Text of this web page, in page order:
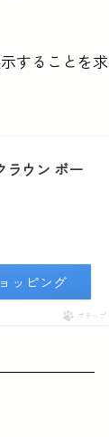
することを求
ラウン ボー
ッピング
ポチップ